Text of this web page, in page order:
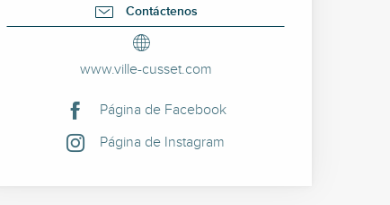
Contáctenos
www.ville-cusset.com
Página de Facebook
Página de Instagram